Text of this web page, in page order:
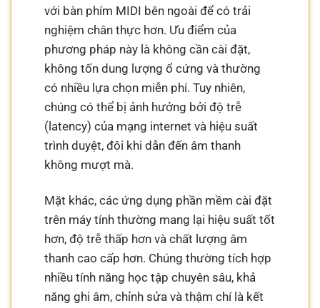
với bàn phím MIDI bên ngoài để có trải
nghiệm chân thực hơn. Ưu điểm của
phương pháp này là không cần cài đặt,
không tốn dung lượng ổ cứng và thường
có nhiều lựa chọn miễn phí. Tuy nhiên,
chúng có thể bị ảnh hưởng bởi độ trễ
(latency) của mạng internet và hiệu suất
trình duyệt, đôi khi dẫn đến âm thanh
không mượt mà.
Mặt khác, các ứng dụng phần mềm cài đặt
trên máy tính thường mang lại hiệu suất tốt
hơn, độ trễ thấp hơn và chất lượng âm
thanh cao cấp hơn. Chúng thường tích hợp
nhiều tính năng học tập chuyên sâu, khả
năng ghi âm, chỉnh sửa và thậm chí là kết